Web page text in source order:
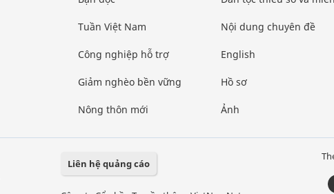
Tuần Việt Nam
Công nghiệp hỗ trợ
Giảm nghèo bền vững
Nông thôn mới
Nội dung chuyên đề
English
Hồ sơ
Ảnh
Liên hệ quảng cáo